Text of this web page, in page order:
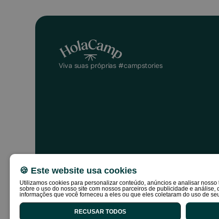
Viva suas próprias #campstories
Política de privacidadeCondições de
🍪 Este website usa cookies
Utilizamos cookies para personalizar conteúdo, anúncios e analisar
sobre o uso do nosso site com nossos parceiros de publicidade e análise,
informações que você forneceu a eles ou que eles coletaram do uso de
RECUSAR TODOS